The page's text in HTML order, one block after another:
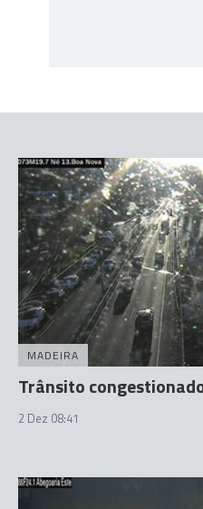
MADEIRA
Trânsito
2 Dez 08:41